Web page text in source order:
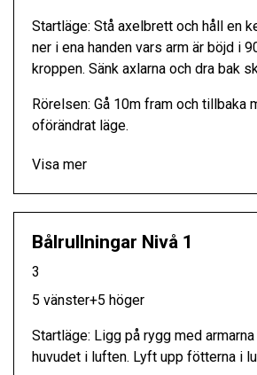
Startläge: Stå axelbrett och håll en
ner i ena handen vars arm är böjd i
kroppen. Sänk axlarna och dra bak
Rörelsen: Gå 10m fram och tillbaka
oförändrat läge.
Visa mer
Bålrullningar Nivå 1
3
5 vänster+5 höger
Startläge: Ligg på rygg med
huvudet i luften. Lyft upp fötterna i